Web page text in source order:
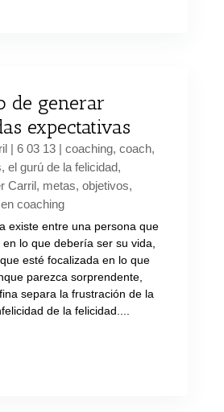
de generar
expectativas
| 6 03 13| coaching, coach,
, el gurú de la felicidad,
Carril, metas, objetivos,
coaching
existe entre una persona que
lo que debería ser su vida,
esté focalizada en lo que
parezca sorprendente,
separa la frustración de la
de la felicidad....